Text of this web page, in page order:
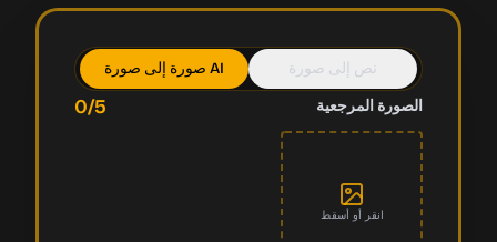
صورة إلى صورة AI
نص إلى صورة
الصورة المرجعية
0/5
انقر أو أسقط